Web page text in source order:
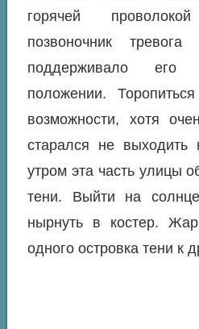
горячей
позвоночник
поддерживало его
положении.
возможности, хотя
старался не
утром эта часть улицы
тени. Выйти на
нырнуть в костер.
одного островка тени к